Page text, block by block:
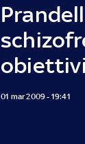
01 mar 2009 - 19:41